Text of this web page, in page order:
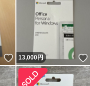
いいね！
13,000円